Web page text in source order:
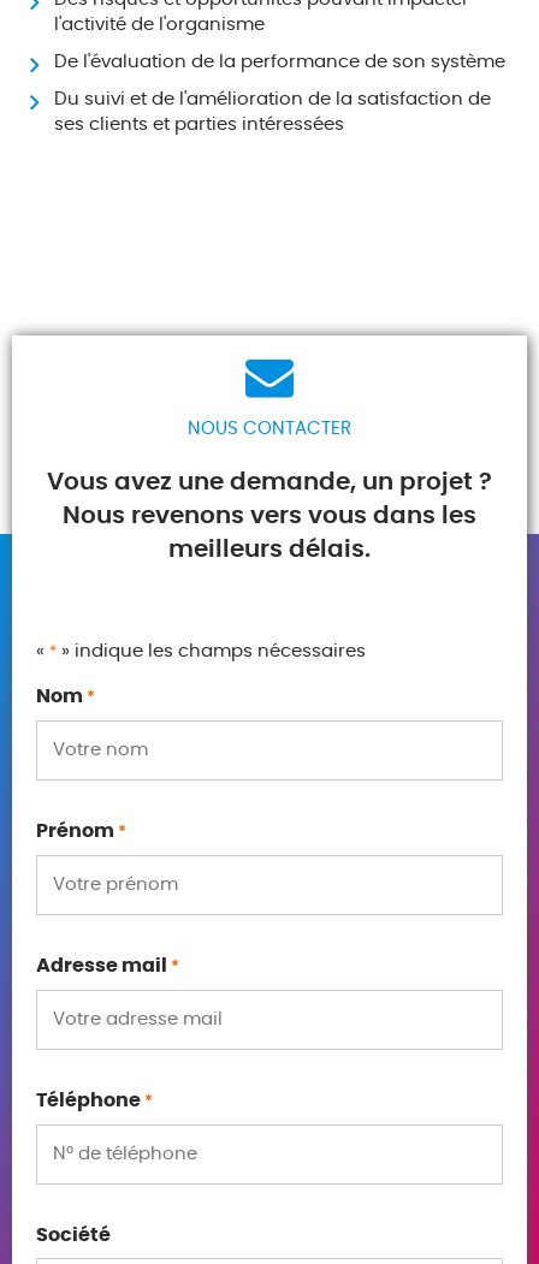
l'activité de l'organisme
De l'évaluation de la performance de son système
Du suivi et de l'amélioration de la satisfaction de
ses clients et parties intéressées
NOUS CONTACTER
Vous avez une demande, un projet ?
Nous revenons vers vous dans les
meilleurs délais.
« * » indique les champs nécessaires
Nom *
Prénom *
Adresse mail *
Téléphone *
Société